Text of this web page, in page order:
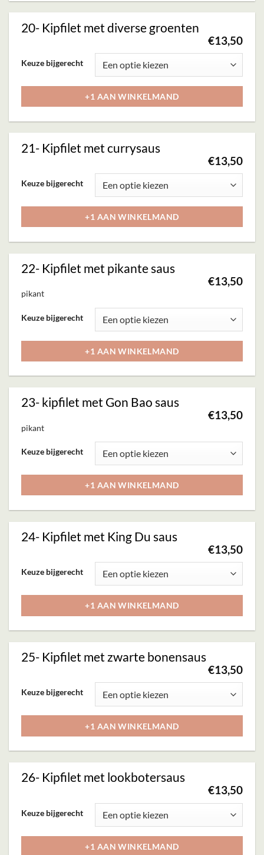
20- Kipfilet met diverse groenten
€13,50
product
heeft
variaties.
Deze
optie
gekozen
productpagina
Keuze bijgerecht
+1 AAN WINKELMAND
21- Kipfilet met currysaus
€13,50
product
heeft
variaties.
Deze
optie
kan
worden
op
Keuze bijgerecht
+1 AAN WINKELMAND
22- Kipfilet met pikante saus
€13,50
pikant
product
heeft
variaties.
Deze
optie
kan
worden
op
Keuze bijgerecht
+1 AAN WINKELMAND
23- kipfilet met Gon Bao saus
€13,50
pikant
product
heeft
meerdere
variaties.
Deze
optie
gekozen
productpagina
Keuze bijgerecht
+1 AAN WINKELMAND
24- Kipfilet met King Du saus
€13,50
product
heeft
variaties.
Deze
optie
gekozen
productpagina
Keuze bijgerecht
+1 AAN WINKELMAND
25- Kipfilet met zwarte bonensaus
€13,50
product
heeft
variaties.
Deze
optie
gekozen
Keuze bijgerecht
+1 AAN WINKELMAND
26- Kipfilet met lookbotersaus
€13,50
product
heeft
Keuze bijgerecht
+1 AAN WINKELMAND